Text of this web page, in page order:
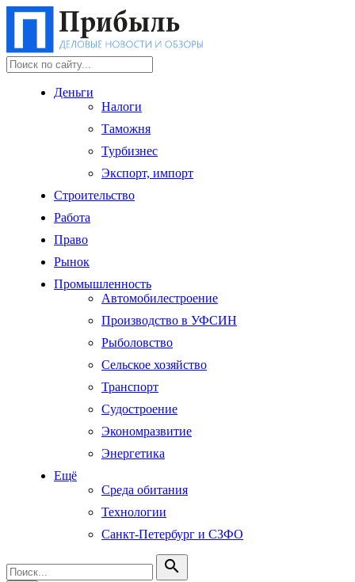
Деньги
Налоги
Таможня
Турбизнес
Экспорт, импорт
Строительство
Работа
Право
Рынок
Промышленность
Автомобилестроение
Производство в УФСИН
Рыболовство
Сельское хозяйство
Транспорт
Судостроение
Экономразвитие
Энергетика
Ещё
Среда обитания
Технологии
Санкт-Петербург и СЗФО
search